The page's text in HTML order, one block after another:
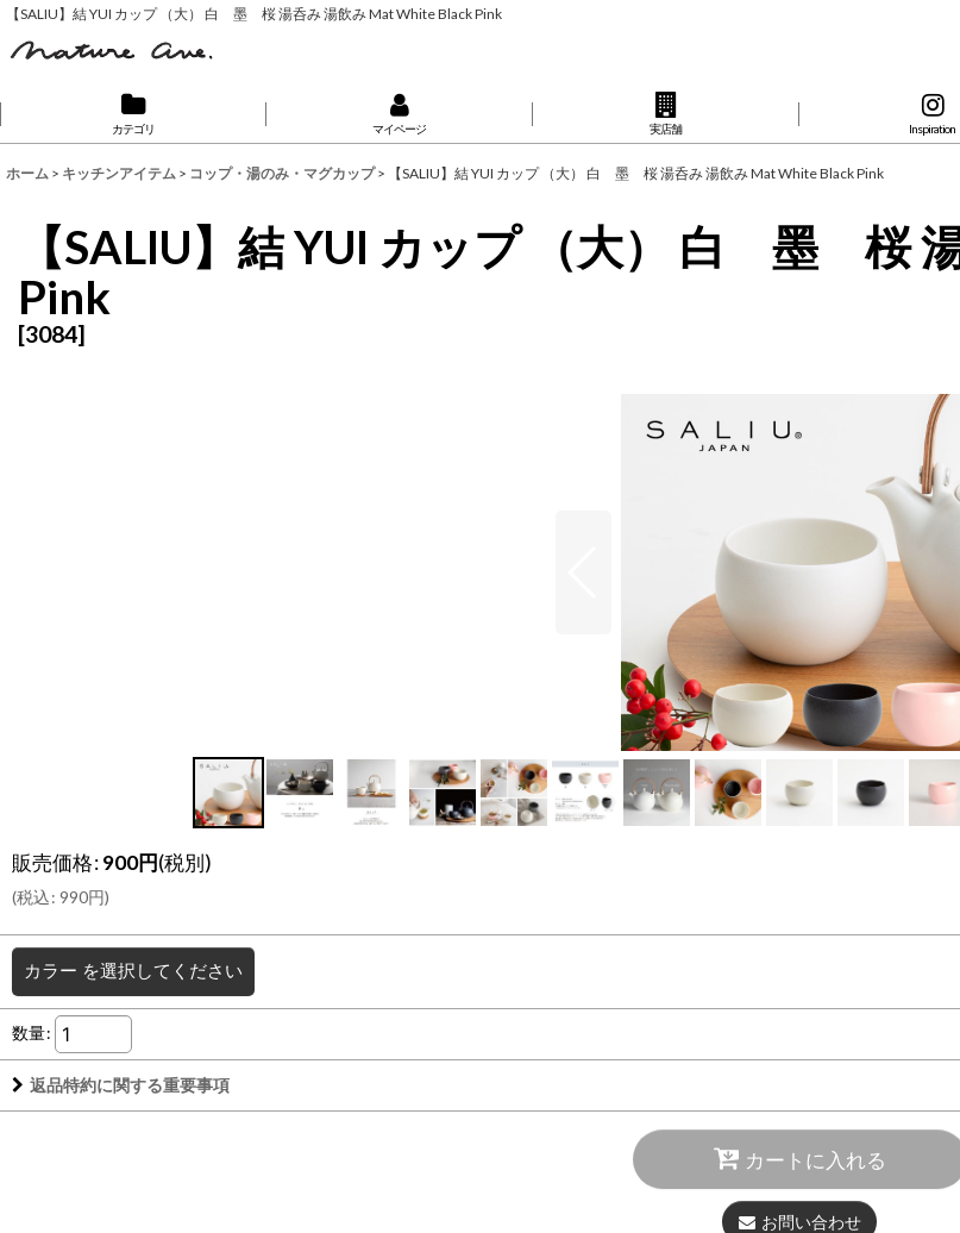
【SALIU】結 YUI カップ （大） 白 墨 桜 湯呑み 湯飲み Mat White Black Pink
カテゴリ マイページ 実店舗 Inspiration
ホーム > キッチンアイテム > コップ・湯のみ・マグカップ > 【SALIU】結 YUI カップ （大） 白 墨 桜 湯呑み 湯飲み Mat White Black Pink
【SALIU】結 YUI カップ （大） 白 墨 桜
Pink
[3084]
販売価格:900円(税別)
(税込: 990円)
カラー を選択してください
数量:
返品特約に関する重要事項
カートに入れる
お問い合わせ